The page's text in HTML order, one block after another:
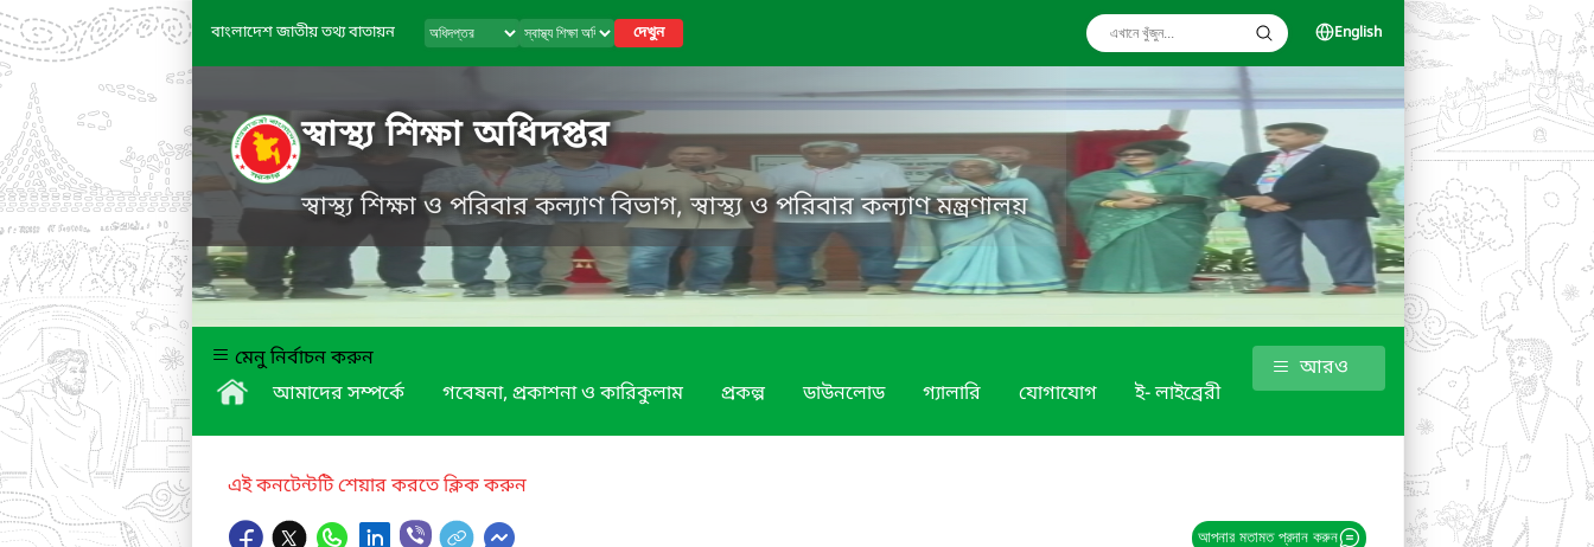
বাংলাদেশ জাতীয় তথ্য বাতায়ন দেখুন English
স্বাস্থ্য শিক্ষা অধিদপ্তর
স্বাস্থ্য শিক্ষা ও পরিবার কল্যাণ বিভাগ, স্বাস্থ্য ও পরিবার কল্যাণ মন্ত্রণালয়
মেনু নির্বাচন করুন
আমাদের সম্পর্কে
গবেষনা, প্রকাশনা ও কারিকুলাম প্রকল্প ডাউনলোড গ্যালারি যোগাযোগ ই- লাইব্রেরী
আরও
এই কনটেন্টটি শেয়ার করতে ক্লিক করুন
আপনার মতামত প্রদান করুন